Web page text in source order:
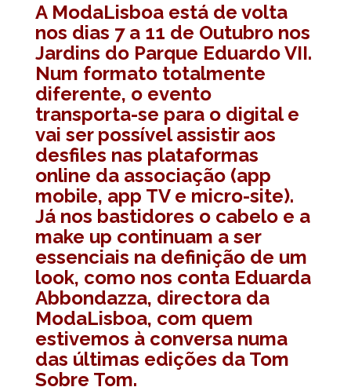
A ModaLisboa está de volta
nos dias 7 a 11 de Outubro nos
Jardins do Parque Eduardo VII.
Num formato totalmente
diferente, o evento
transporta-se para o digital e
vai ser possível assistir aos
desfiles nas plataformas
online da associação (app
mobile, app TV e micro-site).
Já nos bastidores o cabelo e a
make up continuam a ser
essenciais na definição de um
look, como nos conta Eduarda
Abbondazza, directora da
ModaLisboa, com quem
estivemos à conversa numa
das últimas edições da Tom
Sobre Tom.